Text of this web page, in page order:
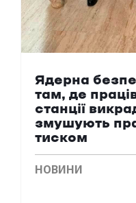
Ядерна
там, де
станції
змушують
тиском
НОВИНИ